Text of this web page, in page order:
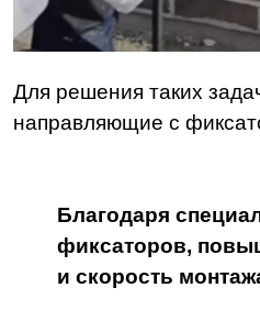
Для решения таких
направляющие с
Благодаря
фиксаторов,
и скорость